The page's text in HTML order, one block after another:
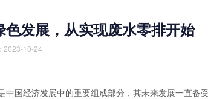
色发展，从实现废水零排开始
2023-10-24
国经济发展中的重要组成部分，其未来发展一直备